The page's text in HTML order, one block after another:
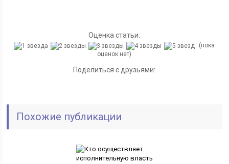
Оценка статьи:
(пока
оценок нет)
Поделиться с друзьями:
Похожие публикации